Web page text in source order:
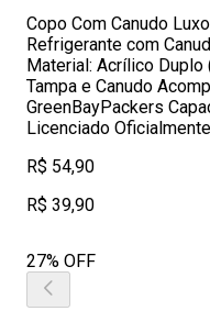
Copo Com Canudo
Refrigerante com
Material: Acrílico Duplo
Tampa e Canudo
GreenBayPackers
Licenciado
R$ 54,90
R$ 39,90
27% OFF